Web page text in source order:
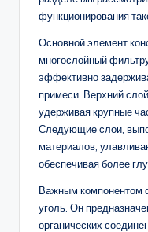
функционирования
Основной элемент
многослойный
эффективно
примеси. Верхний
удерживая крупные
Следующие слои,
материалов,
обеспечивая более
Важным компонентом
уголь. Он
органических